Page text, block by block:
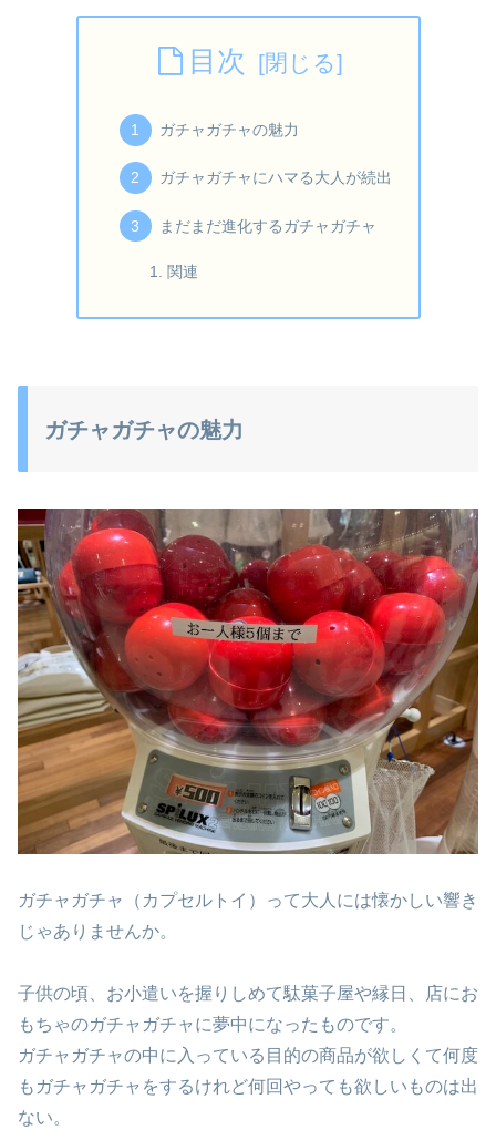
目次
ガチャガチャの魅力
ガチャガチャにハマる大人が続出
まだまだ進化するガチャガチャ
関連
ガチャガチャの魅力
ガチャガチャ（カプセルトイ）って大人には懐かしい響き
じゃありませんか。
子供の頃、お小遣いを握りしめて駄菓子屋や縁日、店にお
もちゃのガチャガチャに夢中になったものです。
ガチャガチャの中に入っている目的の商品が欲しくて何度
もガチャガチャをするけれど何回やっても欲しいものは出
ない。